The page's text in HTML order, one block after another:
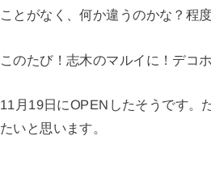
ことがなく、何か違うのかな？程
このたび！志木のマルイに！デコ
11月19日にOPENしたそうです。
たいと思います。